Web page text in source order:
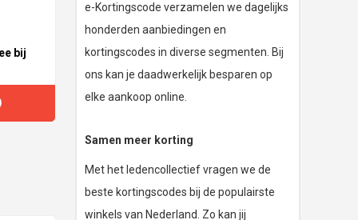
bij
e-Kortingscode verzamelen we dagelijks
honderden aanbiedingen en
kortingscodes in diverse segmenten. Bij
ons kan je daadwerkelijk besparen op
elke aankoop online.
Samen meer korting
Met het ledencollectief vragen we de
beste kortingscodes bij de populairste
winkels van Nederland. Zo kan jij